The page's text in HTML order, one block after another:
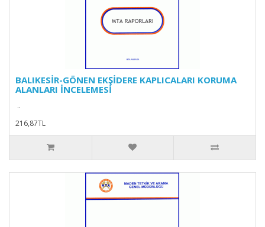
BALIKESİR-GÖNEN EKŞİDERE KAPLICALARI KORUMA
ALANLARI İNCELEMESİ
..
216,87TL